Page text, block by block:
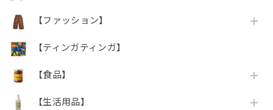
【ファッション】
【ティンガティンガ】
【食品】
【生活用品】